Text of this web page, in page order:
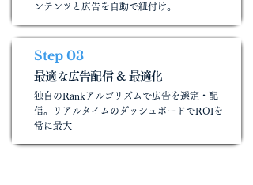
ンテンツと広告を自動で紐付け。
Step 03
最適な広告配信 & 最適化
独自のRankアルゴリズムで広告を選定・配
信。リアルタイムのダッシュボードでROIを
常に最大